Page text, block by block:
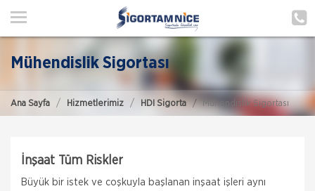
ANA SAYFA
POLIÇE HATIRLAT
ŞUBELERIMIZ
Mühendislik Sigortası
Ana Sayfa Hizmetlerimiz HDI Sigorta Mühendislik Sigortası
İnşaat Tüm Riskler
Büyük bir istek ve coşkuyla başlanan inşaat işleri aynı